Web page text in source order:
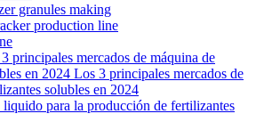
granules making
production line
principales mercados de máquina de
en 2024 Los 3 principales mercados de
solubles en 2024
liquido para la producción de fertilizantes